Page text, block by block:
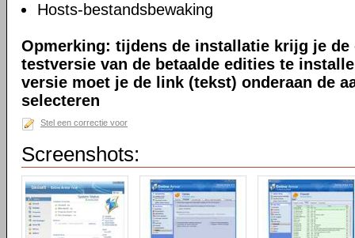
Hosts-bestandsbewaking
Opmerking: tijdens de installatie krijg je de
testversie van de betaalde edities te
versie moet je de link (tekst) onderaan de
selecteren
Stel een correctie voor
Screenshots: